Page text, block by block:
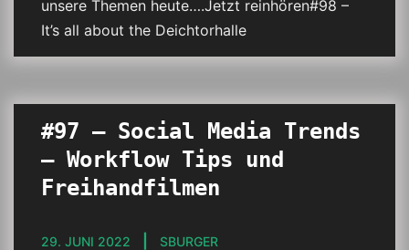
unsere Themen heute….Jetzt reinhören#98 –
It’s all about the Deichtorhalle
#97 – Social Media Trends
– Workflow Tips und
Freihandfilmen
29. JUNI 2022 SBURGER